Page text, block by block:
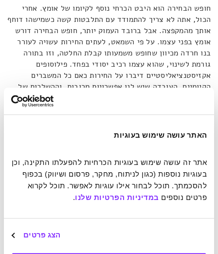
האתר עושה שימוש בעוגיות
פרטים נוספים במדיניות הפרטיות שלנו.
הצג פרטים
חופש הבחירה הוא היבט הכרחי נוסף לקיומו של אומץ. אחרי
הכול, אתה לא צריך להתמודד עם התלבטות קשה כשמישהו דוחף
אותך מהמקפצה. אבל ברובד העמוק יותר, חופש הבחירה דורש
אומץ בפני עצמו. על פי השמאט, לעתים החירות עשויה לעורר
בנו חרדה מכיוון שחופש משמעותו קבלת החלטה, וזו בתורה
גורמת לשינוי, שהוא עצמו רכיב יסודי בפחד. פילוסופים
אקזיסטנציאליסטיים דיברו על החירות כאם כל המשברים
הקיומיים. העובדה שיש לנו אפשרויות מרובות, וההשלכות של
אפשרויות אלו, דורשות מאתנו לפעול באומץ על בסיס קבוע,
לרוב מבלי שאפילו נהיה מודעים לכך. הרכיב הרביעי ברשימה
מהבריכה: ככל שיש לנו יותר מה להפסיד וביותר קלות, אנו
הסיכון. כלומר, קשה לדבר במונחים של אומץ כאשר אנו יוצאים
למשימה אבודה מראש בידיעה ברורה.
מערכות פיזיות. ולכן, אומץ כרוך ביכולת גבוהה לוויסות רגשי.
שללא פחד אין אומץ. עיקרון הוויסות הרגשי הוא לא ביטולו